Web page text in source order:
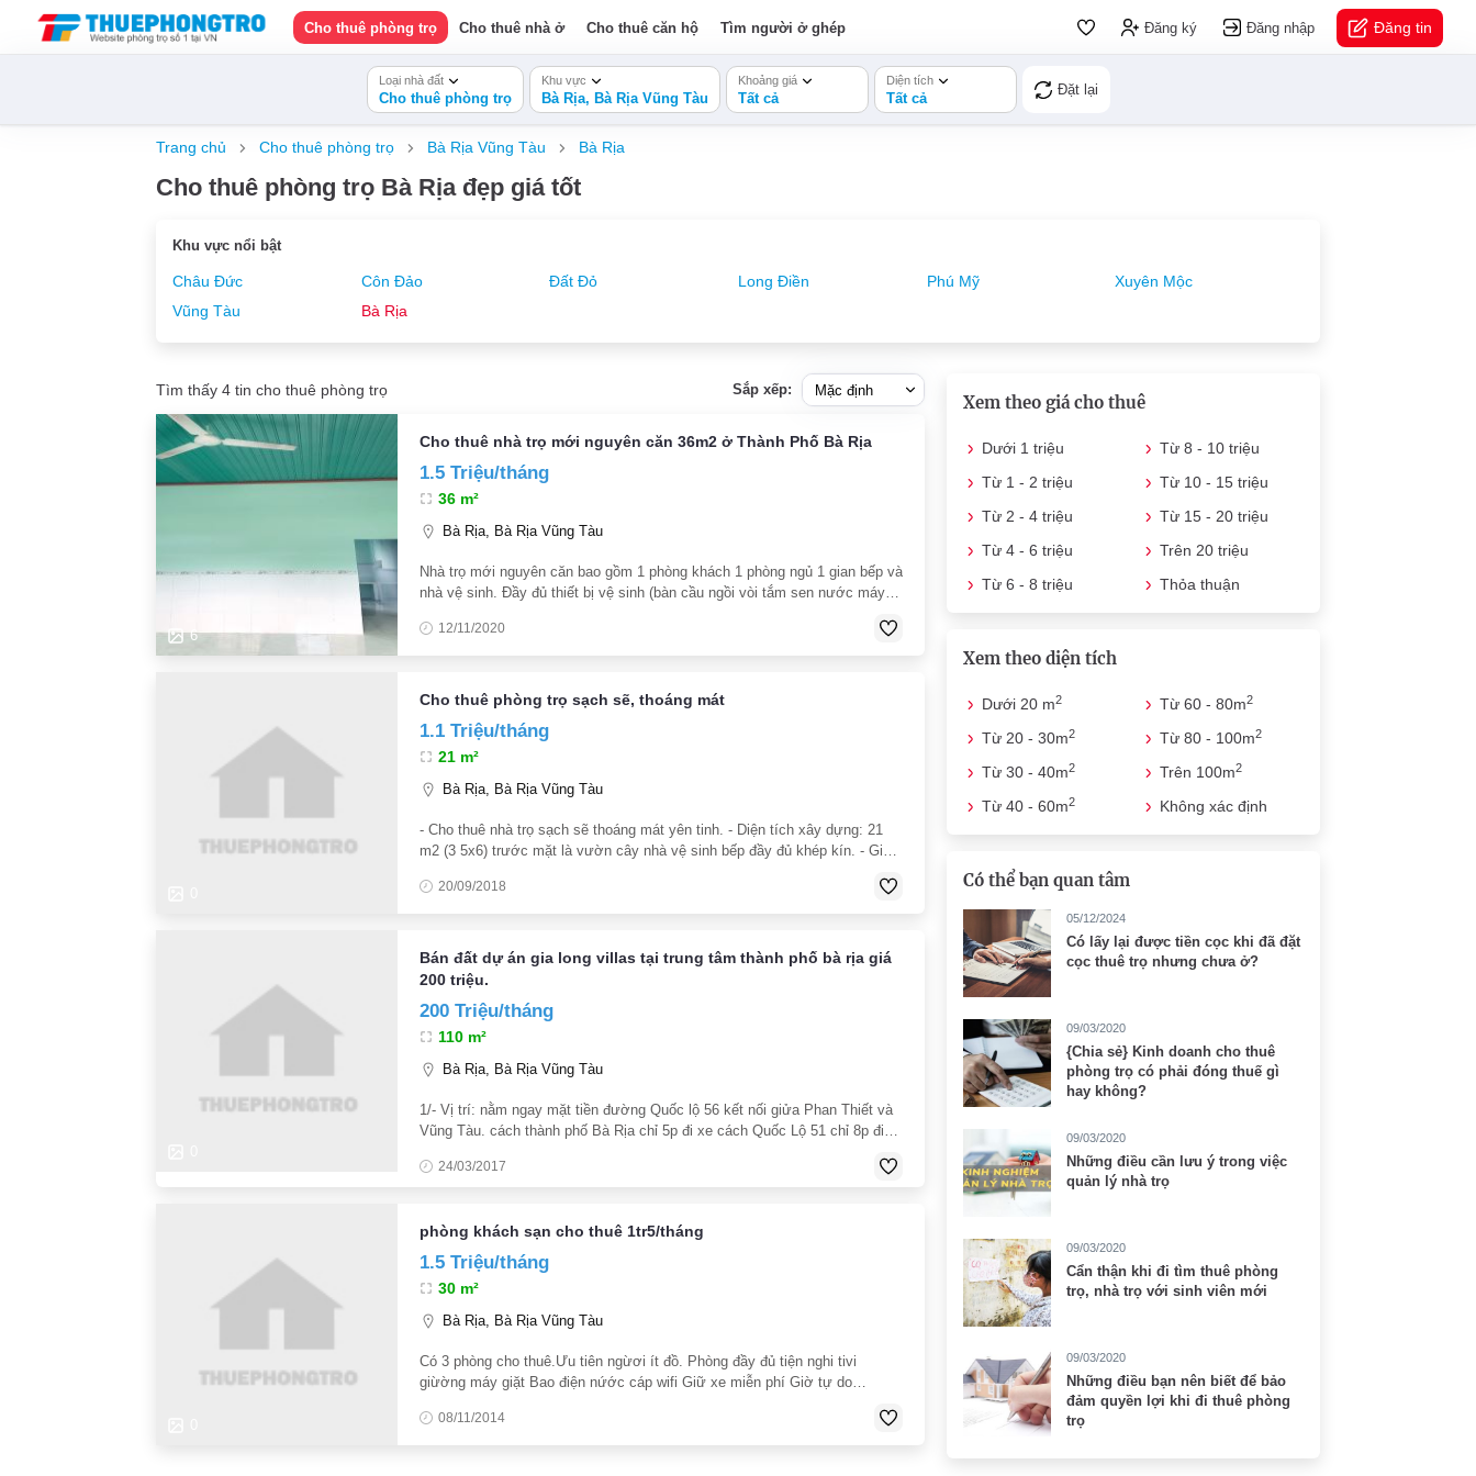
Cho thuê phòng trọ Cho thuê nhà ở Cho thuê căn hộ Tìm người ở ghép Đăng ký Đăng nhập Đăng tin
Loại nhà đất
Cho thuê phòng trọ
Khu vực
Bà Rịa, Bà Rịa Vũng Tàu
Khoảng giá
Tất cả
Diện tích
Tất cả
Đặt lại
Trang chủ Cho thuê phòng trọ Bà Rịa Vũng Tàu Bà Rịa
Cho thuê phòng trọ Bà Rịa đẹp giá tốt
Khu vực nổi bật
Châu Đức Côn Đảo Đất Đỏ Long Điền Phú Mỹ
Xuyên Mộc
Vũng Tàu
Bà Rịa
Tìm thấy 4 tin cho thuê phòng trọ Sắp xếp:
6
Cho thuê nhà trọ mới nguyên căn 36m2 ở Thành Phố Bà Rịa
1.5 Triệu/tháng
36 m²
Bà Rịa, Bà Rịa Vũng Tàu
Nhà trọ mới nguyên căn bao gồm 1 phòng khách 1 phòng ngủ 1 gian bếp và
nhà vệ sinh. Đầy đủ thiết bị vệ sinh (bàn cầu ngồi vòi tắm sen nước máy
12/11/2020
Cho thuê phòng trọ sạch sẽ, thoáng mát
1.1 Triệu/tháng
21 m²
Bà Rịa, Bà Rịa Vũng Tàu
- Cho thuê nhà trọ sạch sẽ thoáng mát yên tinh. - Diện tích xây dựng: 21
m2 (3 5x6) trước mặt là vườn cây nhà vệ sinh bếp đầy đủ khép kín. - Giờ
20/09/2018
Bán đất dự án gia long villas tại trung tâm thành phố bà rịa giá
200 triệu.
200 Triệu/tháng
110 m²
Bà Rịa, Bà Rịa Vũng Tàu
1/- Vị trí: nằm ngay mặt tiền đường Quốc lộ 56 kết nối giửa Phan Thiết và
Vũng Tàu. cách thành phố Bà Rịa chỉ 5p đi xe cách Quốc Lộ 51 chỉ 8p đi
24/03/2017
phòng khách sạn cho thuê 1tr5/tháng
1.5 Triệu/tháng
30 m²
Bà Rịa, Bà Rịa Vũng Tàu
Có 3 phòng cho thuê.Ưu tiên ngừơi ít đồ. Phòng đầy đủ tiện nghi tivi
giừờng máy giặt Bao điện nứớc cáp wifi Giữ xe miễn phí Giờ tự do
chủ)08/11/2014
Xem theo giá cho thuê
Dưới 1 triệu
Từ 1 - 2 triệu
Từ 2 - 4 triệu
Từ 4 - 6 triệu
Từ 6 - 8 triệu
Từ 8 - 10 triệu
Từ 10 - 15 triệu
Từ 15 - 20 triệu
Trên 20 triệu
Thỏa thuận
Xem theo diện tích
Dưới 20 m2
Từ 20 - 30m2
Từ 30 - 40m2
Từ 40 - 60m2
Từ 60 - 80m2
Từ 80 - 100m2
Trên 100m2
Không xác định
Có thể bạn quan tâm
05/12/2024
Có lấy lại được tiền cọc khi đã đặt
cọc thuê trọ nhưng chưa ở?
09/03/2020
{Chia sẻ} Kinh doanh cho thuê
phòng trọ có phải đóng thuế gì
hay không?
09/03/2020
Những điều cần lưu ý trong việc
quản lý nhà trọ
09/03/2020
Cẩn thận khi đi tìm thuê phòng
trọ, nhà trọ với sinh viên mới
09/03/2020
Những điều bạn nên biết để bảo
đảm quyền lợi khi đi thuê phòng
trọ